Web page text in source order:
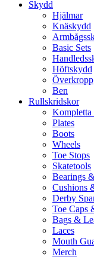
Skydd
Hjälmar
Knäskydd
Basic Sets
Höftskydd
Överkropp
Ben
Rullskridskor
Plates
Boots
Wheels
Toe Stops
Skatetools
Bearings
Cushions
Derby
Toe Caps
Bags &
Laces
Mouth
Merch